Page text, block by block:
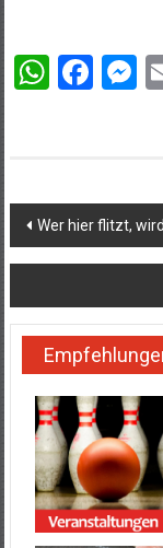
Wer hier flitzt,